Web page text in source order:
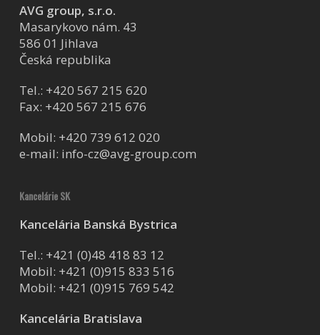
AVG group, s.r.o.
Masarykovo nám. 43
586 01 Jihlava
Česká republika
Tel.: +420 567 215 620
Fax: +420 567 215 676
Mobil: +420 739 612 020
e-mail: info-cz@avg-group.com
Kancelárie SK
Kancelária Banská Bystrica
Tel.: +421 (0)48 418 83 12
Mobil: +421 (0)915 833 516
Mobil: +421 (0)915 769 542
Kancelária Bratislava